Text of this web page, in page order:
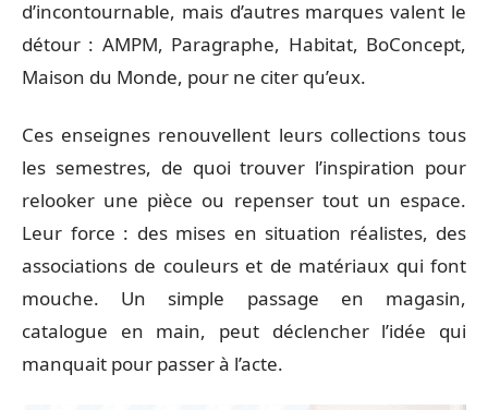
d’incontournable, mais d’autres marques valent le
détour : AMPM, Paragraphe, Habitat, BoConcept,
Maison du Monde, pour ne citer qu’eux.
Ces enseignes renouvellent leurs collections tous
les semestres, de quoi trouver l’inspiration pour
relooker une pièce ou repenser tout un espace.
Leur force : des mises en situation réalistes, des
associations de couleurs et de matériaux qui font
mouche. Un simple passage en magasin,
catalogue en main, peut déclencher l’idée qui
manquait pour passer à l’acte.